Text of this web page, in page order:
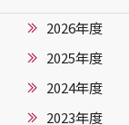
2026年度
2025年度
2024年度
2023年度